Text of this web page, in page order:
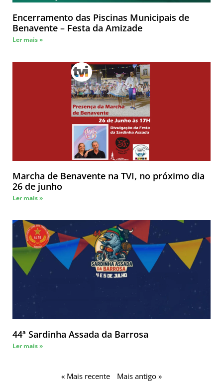
Encerramento das Piscinas Municipais de
Benavente – Festa da Amizade
Ler mais »
Marcha de Benavente na TVI, no próximo dia
26 de junho
Ler mais »
44ª Sardinha Assada da Barrosa
Ler mais »
« Mais recente Mais antigo »